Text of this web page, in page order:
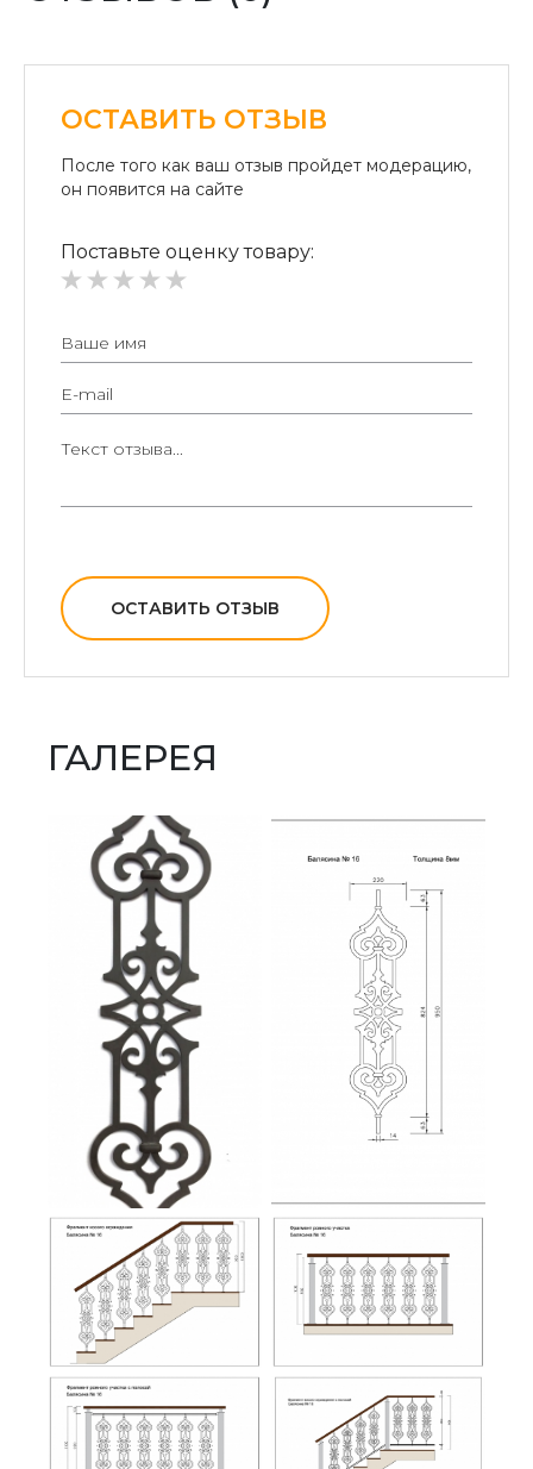
Безналичный расчет для юридических лиц:
ОСТАВИТЬ ОТЗЫВ
После того как ваш отзыв пройдет модерацию,
он появится на сайте
Поставьте оценку товару:
ОСТАВИТЬ ОТЗЫВ
ГАЛЕРЕЯ